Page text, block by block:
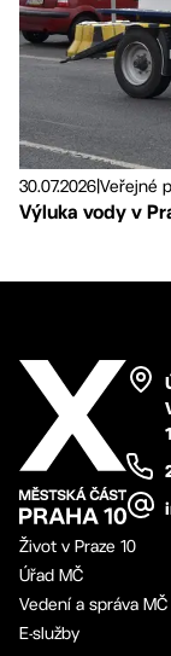
30.07.2026Veřejné
Výluka vody v
Život v Praze 10
Úřad MČ
Vedení a správa MČ
E-služby